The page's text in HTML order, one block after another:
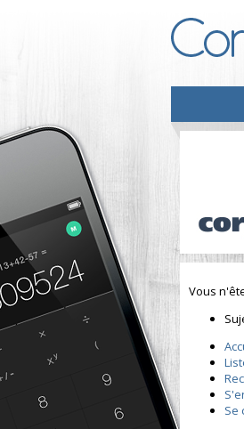
Vous
Se